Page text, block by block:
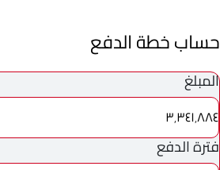
حساب خطة الدفع
المبلغ
٣٬٣٤١٬٨٨٤
فترة الدفع